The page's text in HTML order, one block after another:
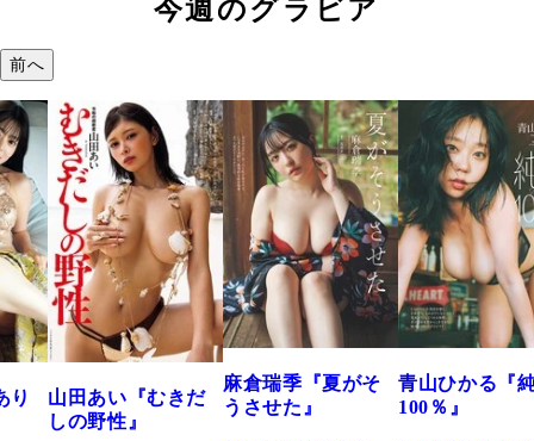
今週のグラビア
前へ
い『むきだ
性』
麻倉瑞季『夏がそ
うさせた』
青山ひかる『純度
100％』
溝端
つの
で。
2026年